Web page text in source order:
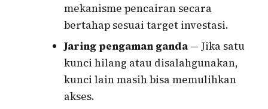
mekanisme pencairan secara
bertahap sesuai target investasi.
Jaring pengaman ganda— Jika satu
kunci hilang atau disalahgunakan,
kunci lain masih bisa memulihkan
akses.